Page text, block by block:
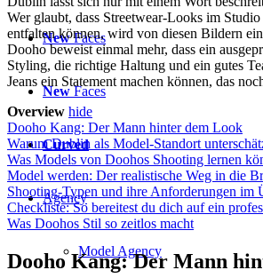
NewFaces
NewFaces
Curved
Agency
Model Agency
Wer glaubt, dass Streetwear-Looks im
entfalten können, wird von diesen Bildern
Dooho beweist einmal mehr, dass ein
Styling, die richtige Haltung und ein gutes
Jeans ein Statement machen können, das
Overview hide
Dooho Kang: Der Mann hinter dem Look
Warum Dublin als Model-Standort
Was Models von Doohos Shooting lernen
Model werden: Der realistische Weg in die
Shooting-Typen und ihre Anforderungen im
Checkliste: So bereitest du dich auf ein
Was Doohos Stil so zeitlos macht
Dooho Kang: Der Mann